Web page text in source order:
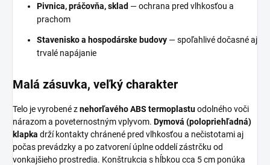
Pivnica, práčovňa, sklad — ochrana pred vlhkosťou a
prachom
Stavenisko a hospodárske budovy — spoľahlivé dočasné aj
trvalé napájanie
Malá zásuvka, veľký charakter
Telo je vyrobené znehorľavého ABS termoplastuodolného voči
nárazom a poveternostným vplyvom. Dymová (polopriehľadná)
klapka drží kontakty chránené pred vlhkosťou a nečistotami aj
počas prevádzky a po zatvorení úplne oddelí zástrčku od
vonkajšieho prostredia. Konštrukcia s hĺbkou cca 5 cm ponúka